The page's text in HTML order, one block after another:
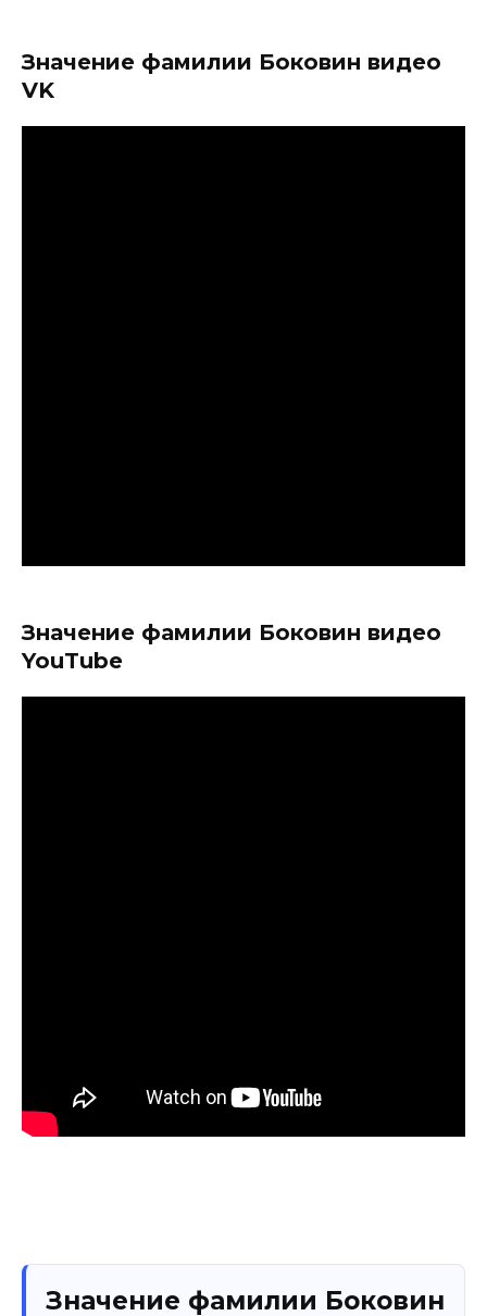
Значение фамилии Боковин видео
VK
Значение фамилии Боковин видео
YouTube
Значение фамилии Боковин